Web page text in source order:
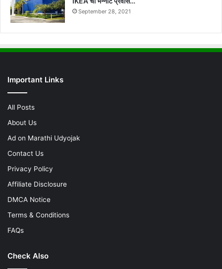
September 28, 2021
Important Links
All Posts
About Us
Ad on Marathi Udyojak
Contact Us
Privacy Policy
Affiliate Disclosure
DMCA Notice
Terms & Conditions
FAQs
Check Also